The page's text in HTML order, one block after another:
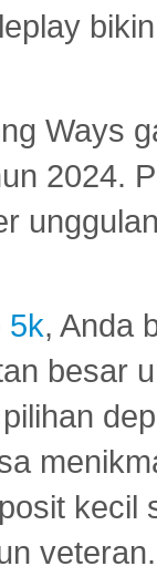
Ways
2024.
5k, Anda
besar
veteran.